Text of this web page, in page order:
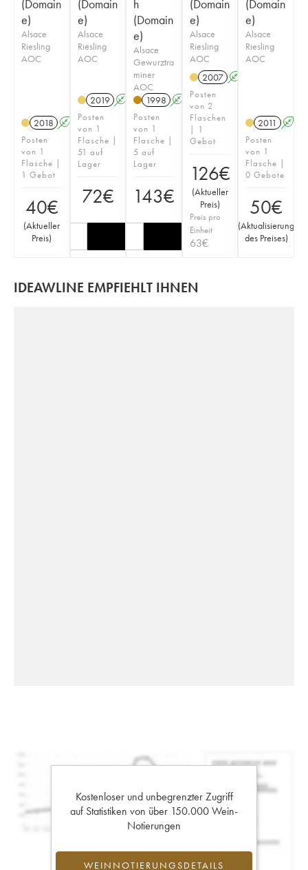
(Domain
e)
Alsace
Riesling
AOC
2018 A
Posten
von 1
Flasche |
1 Gebot
40€
(Aktueller
Preis)
(Domain
e)
Alsace
Riesling
AOC
2019 A
Posten
von 1
Flasche |
51 auf
Lager
72€
h
(Domain
e)
Alsace
Gewurztra
miner
AOC
1998 A
Posten
von 1
Flasche |
5 auf
Lager
143€
(Domain
e)
Alsace
Riesling
AOC
2007 A
Posten
von 2
Flaschen
| 1
Gebot
126€
(Aktueller
Preis)
Preis pro
Einheit
63€
(Domain
e)
Alsace
Riesling
AOC
2011 A
Posten
von 1
Flasche |
0 Gebote
50€
(Aktualisierung
des Preises)
IDEAWLINE EMPFIEHLT IHNEN
Kostenloser und unbegrenzter Zugriff
auf Statistiken von über 150.000 Wein-
Notierungen
WEINNOTIERUNGSDETAILS